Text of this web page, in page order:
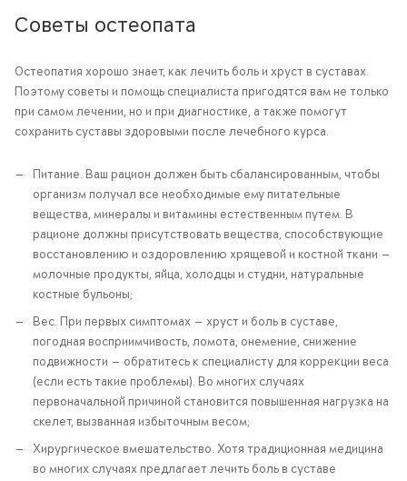
Советы остеопата
Остеопатия хорошо знает, как лечить боль и хруст в суставах.
Поэтому советы и помощь специалиста пригодятся вам не только
при самом лечении, но и при диагностике, а также помогут
сохранить суставы здоровыми после лечебного курса.
Питание. Ваш рацион должен быть сбалансированным, чтобы
организм получал все необходимые ему питательные
вещества, минералы и витамины естественным путем. В
рационе должны присутствовать вещества, способствующие
восстановлению и оздоровлению хрящевой и костной ткани —
молочные продукты, яйца, холодцы и студни, натуральные
костные бульоны;
Вес. При первых симптомах — хруст и боль в суставе,
погодная восприимчивость, ломота, онемение, снижение
подвижности — обратитесь к специалисту для коррекции веса
(если есть такие проблемы). Во многих случаях
первоначальной причиной становится повышенная нагрузка на
скелет, вызванная избыточным весом;
Хирургическое вмешательство. Хотя традиционная медицина
во многих случаях предлагает лечить боль в суставе